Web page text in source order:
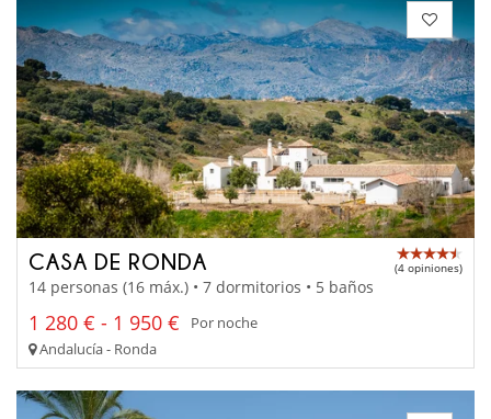
CASA DE RONDA (4 opiniones)
14 personas (16 máx.) • 7 dormitorios • 5 baños
1 280 € - 1 950 €
Por noche
Andalucía - Ronda